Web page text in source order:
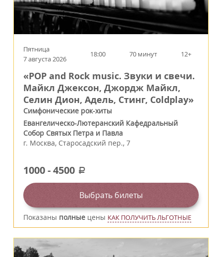
Пятница
7 августа 2026
18:00 70 минут 12+
«POP and Rock music. Звуки и свечи.
Майкл Джексон, Джордж Майкл,
Селин Дион, Адель, Стинг, Coldplay»
Симфонические рок-хиты
Евангелическо-Лютеранский Кафедральный
Собор Святых Петра и Павла
г. Москва, Старосадский пер., 7
1000-4500 a
Выбрать билеты
Показаны полные цены КАК ПОЛУЧИТЬ ЛЬГОТНЫЕ